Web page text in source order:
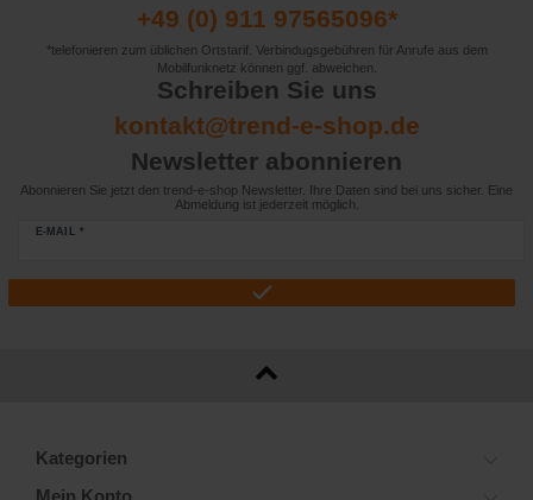
+49 (0) 911 97565096*
*telefonieren zum üblichen Ortstarif. Verbindugsgebühren für Anrufe aus dem
Mobilfunknetz können ggf. abweichen.
Schreiben Sie uns
kontakt@trend-e-shop.de
Newsletter abonnieren
Abonnieren Sie jetzt den trend-e-shop Newsletter. Ihre Daten sind bei uns sicher. Eine
Abmeldung ist jederzeit möglich.
E-MAIL *
Kategorien